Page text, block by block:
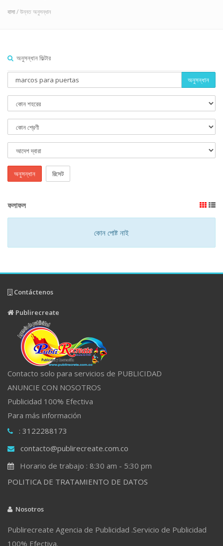
বাসা/ উন্নত অনুসন্ধান
অনুসন্ধান ফিল্টার
অনুসন্ধান
অনুসন্ধান রিসেট
ফলাফল
কোন পোষ্ট নাই
Contáctenos
Publirecreate
Contacto solo para servicios de PUBLICIDAD
ANUNCIE CON NOSOTROS
Publicidad 100% Efectiva
Para más información
: 3122288173
contacto@publirecreate.com.co
Horario de trabajo : 8:30 am - 5:30 pm
POLITICA DE TRATAMIENTO DE DATOS
Nosotros
Publirecreate Agencia de Publicidad .Servicio de Publicidad
100% Efectiva.